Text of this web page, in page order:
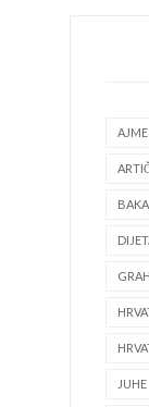
GRAH
JUHE